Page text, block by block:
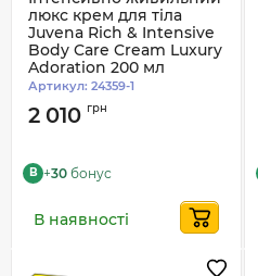
люкс крем для тіла
Juvena Rich & Intensive
Body Care Cream Luxury
Adoration 200 мл
(тестер) (673798)
Артикул: 24359-1
2 010 грн
B +30 бонус
В наявності